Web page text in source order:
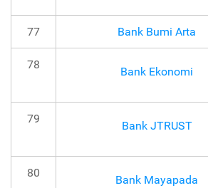
77 Bank Bumi Arta
78
Bank Ekonomi
79
Bank JTRUST
80
Bank Mayapada